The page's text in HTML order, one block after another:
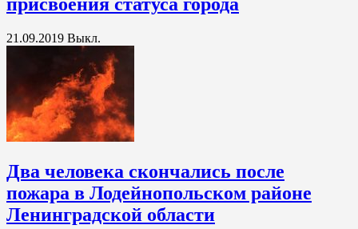
присвоения статуса города
21.09.2019 Выкл.
Два человека скончались после
пожара в Лодейнопольском районе
Ленинградской области